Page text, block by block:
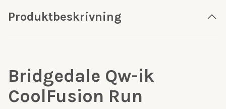
Produktbeskrivning
Bridgedale Qw-ik
CoolFusion Run